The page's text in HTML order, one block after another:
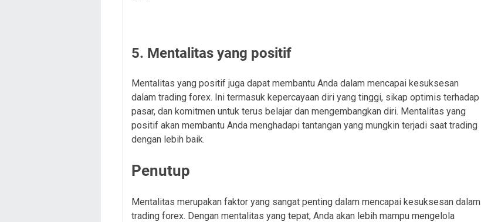
5. Mentalitas yang positif
Mentalitas yang positif juga dapat membantu Anda dalam mencapai kesuksesan
dalam trading forex. Ini termasuk kepercayaan diri yang tinggi, sikap optimis terhadap
pasar, dan komitmen untuk terus belajar dan mengembangkan diri. Mentalitas yang
positif akan membantu Anda menghadapi tantangan yang mungkin terjadi saat trading
dengan lebih baik.
Penutup
Mentalitas merupakan faktor yang sangat penting dalam mencapai kesuksesan dalam
trading forex. Dengan mentalitas yang tepat, Anda akan lebih mampu mengelola